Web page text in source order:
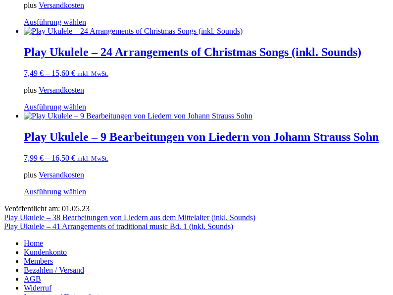
der
Produktseite
werden
plus Versandkosten
Ausführung wählen
Produkt
mehrere
Varianten
Die
der
Produktseite
werden
Play Ukulele – 24 Arrangements of Christmas Songs (inkl. Sounds)
7,49 € – 15,60 € inkl. MwSt.
plus Versandkosten
Ausführung wählen
Produkt
mehrere
Varianten
Die
der
Produktseite
gewählt
werden
Play Ukulele – 9 Bearbeitungen von Liedern von Johann Strauss Sohn
7,99 € – 16,50 € inkl. MwSt.
plus Versandkosten
Ausführung wählen
weist
mehrere
Varianten
Veröffentlicht am: 01.05.23
Beitragsnavigation
Play Ukulele – 38 Bearbeitungen von Liedern aus dem Mittelalter (inkl. Sounds)
Play Ukulele – 41 Arrangements of traditional music Bd. 1 (inkl. Sounds)
Home
Kundenkonto
Members
Bezahlen / Versand
AGB
Widerruf